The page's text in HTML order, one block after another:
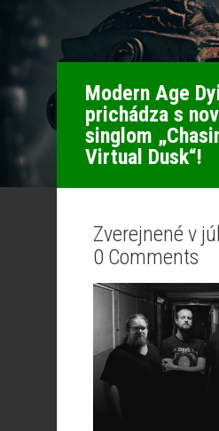
Modern Age
prichádza s
singlom
Virtual Dusk“!
Zverejnené v
0 Comments